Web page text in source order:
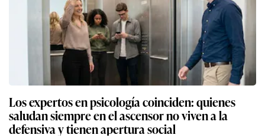
Los expertos en psicología coinciden: quienes
saludan siempre en el ascensor no viven a la
defensiva y tienen apertura social